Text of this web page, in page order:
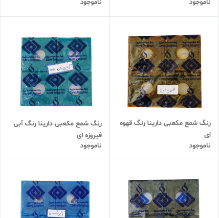
ناموجود
ناموجود
رنگ شمع مکعبی دارینا رنگ قهوه
ای
ناموجود
رنگ شمع مکعبی دارینا رنگ آبی
فیروزه ای
ناموجود